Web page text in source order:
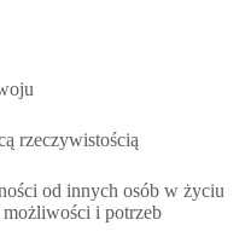
rzeczywistością
od innych osób w życiu
możliwości i potrzeb